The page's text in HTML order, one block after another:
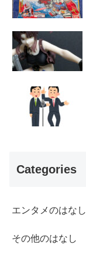
Categories
エンタメのはなし
その他のはなし